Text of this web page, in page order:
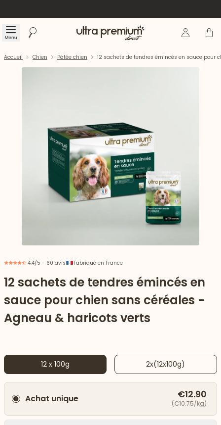
Menu Rechercher Accueil Se Panier
vers le bas
Accueil Chien Pâtée chien 12 sachets de tendres émincés en sauce pour
4.4/5 - 60 avis Fabriqué en France
12 sachets de tendres émincés en
sauce pour chien sans céréales -
Agneau & haricots verts
12 x 100g 2x(12x100g)
Achat unique €12.90
(€10.75/kg)